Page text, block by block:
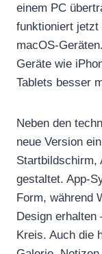
einem PC
funktioniert jetzt
macOS-
Geräte wie
Tablets besser
Neben den
neue Version
Startbildschirm,
gestaltet. App-
Form, während
Design erhalten
Kreis. Auch die